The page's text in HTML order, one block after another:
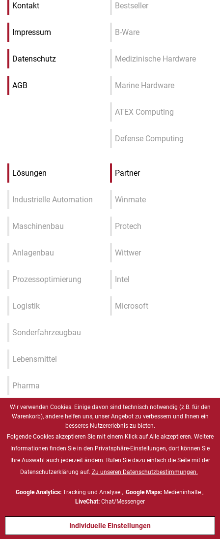
Kontakt
Impressum
Datenschutz
AGB
Bestseller
B-Ware
Medizinische Hardware
Marine Hardware
ATEX Computing
Defense Computing
Lösungen
Industrielle Automation
Maschinenbau
Anlagenbau
Prozessoptimierung
Logistik
Sonderfahrzeugbau
Lebensmittel
Pharma
Industrie 4.0 / IIOT / Smart
Factory
Gesundheitswesen
Marine
Energie & Chemie, ATEX
Partner
Winmate
Protech
Wittwer
Intel
Microsoft
Wir verwenden Cookies. Einige davon sind technisch notwendig (z.B. für den
Warenkorb), andere helfen uns, unser Angebot zu verbessern und Ihnen ein
besseres Nutzererlebnis zu bieten.
Folgende Cookies akzeptieren Sie mit einem Klick auf Alle akzeptieren. Weitere
Informationen finden Sie in den Privatsphäre-Einstellungen, dort können Sie
Ihre Auswahl auch jederzeit ändern. Rufen Sie dazu einfach die Seite mit der
Datenschutzerklärung auf. Zu unseren Datenschutzbestimmungen.
Google Analytics:Tracking und Analyse , Google Maps:Medieninhalte ,
LiveChat: Chat/Messenger
Individuelle Einstellungen